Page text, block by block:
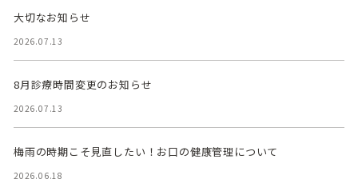
大切なお知らせ
2026.07.13
8月診療時間変更のお知らせ
2026.07.13
梅雨の時期こそ見直したい！お口の健康管理について
2026.06.18